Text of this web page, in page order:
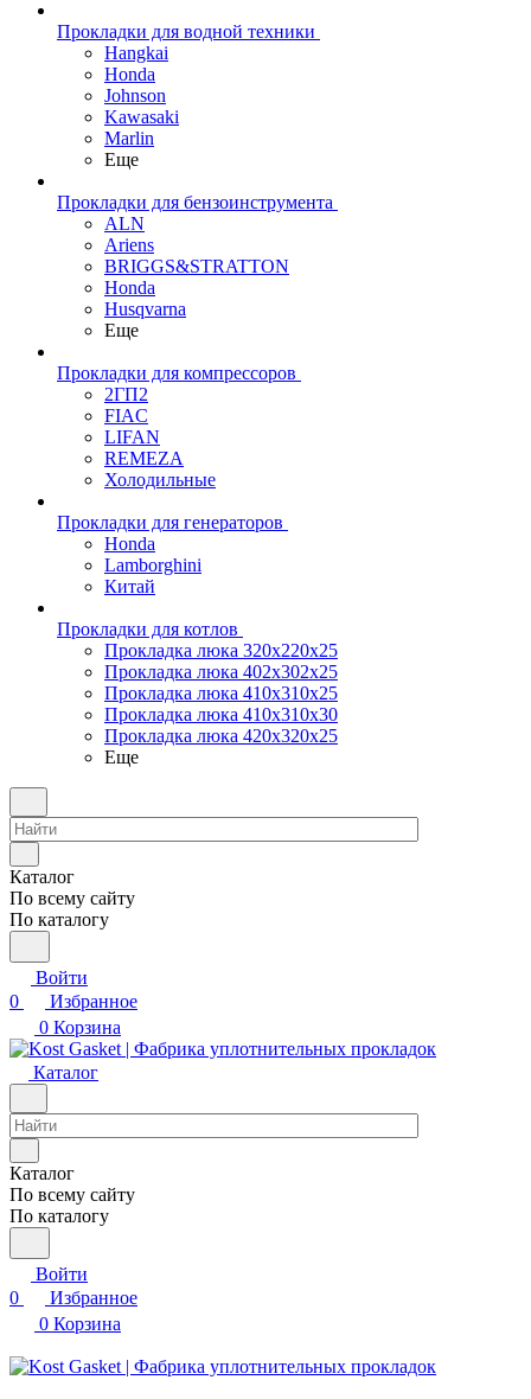
Прокладки для водной техники
Hangkai
Honda
Johnson
Kawasaki
Marlin
Еще
Прокладки для бензоинструмента
ALN
Ariens
BRIGGS&STRATTON
Honda
Husqvarna
Еще
Прокладки для компрессоров
2ГП2
FIAC
LIFAN
REMEZA
Холодильные
Прокладки для генераторов
Honda
Lamborghini
Китай
Прокладки для котлов
Прокладка люка 320x220x25
Прокладка люка 402x302x25
Прокладка люка 410x310x25
Прокладка люка 410х310х30
Прокладка люка 420x320x25
Еще
Каталог
По всему сайту
По каталогу
Войти
0
Избранное
0 Корзина
Каталог
Каталог
По всему сайту
По каталогу
Войти
0
Избранное
0 Корзина